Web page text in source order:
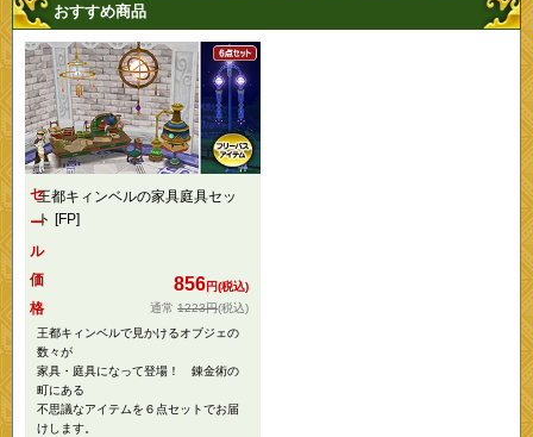
おすすめ商品
王都キィンベルの家具庭具セッ
ト [FP]
セ
ー
ル
価
格
856円(税込)
1223円(税込)
王都キィンベルで見かけるオブジェの
数々が
家具・庭具になって登場！ 錬金術の
町にある
不思議なアイテムを６点セットでお届
けします。